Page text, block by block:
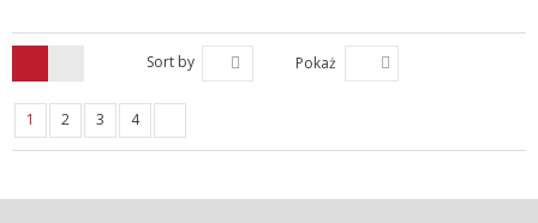
Sort by Pokaż
1 2 3 4